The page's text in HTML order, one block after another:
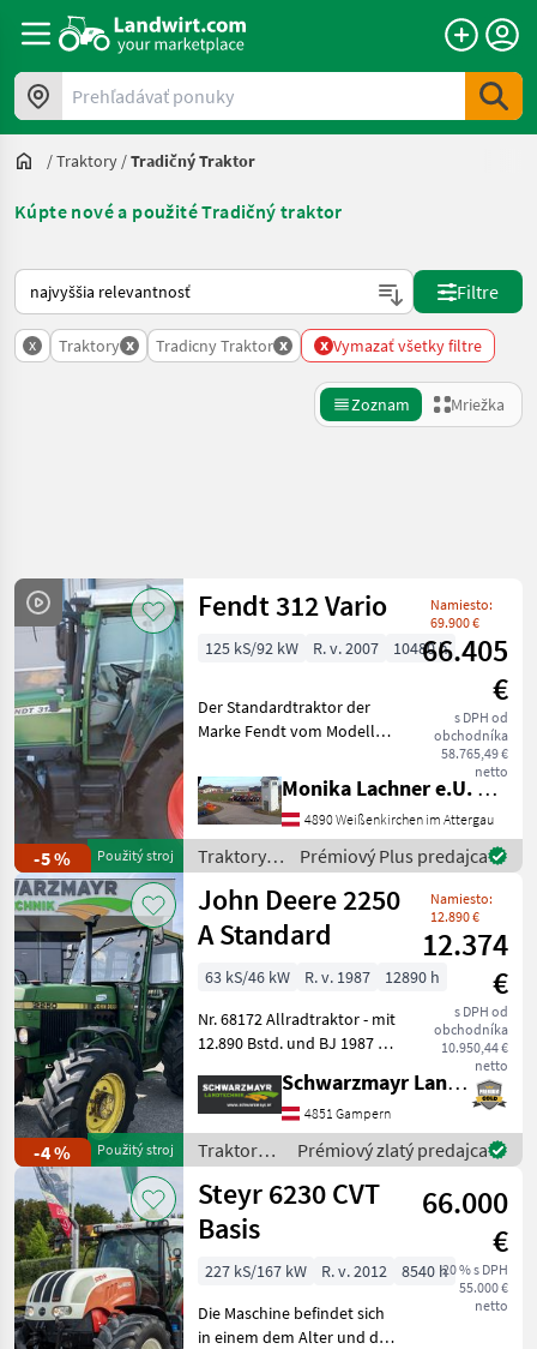
Prehľadávať ponuky
/Traktory /Tradičný Traktor
Kúpte nové a použité Tradičný traktor
Takto sa vykonáva triedenie na Landwirt.com
Filtre
x Traktory x Tradicny Traktor x x Vymazať všetky filtre
Zoznam Mriežka
Kategória 3 Krajina Filtre
AKTUÁLNA
CESTA
poľnohospodárska
technika
Traktory
Tradicny
Traktor
VYBRAŤ
KATEGÓRIU
John Deere
1.645
Steyr
1.610
Fendt
1.470
New Holland
1.173
Claas
912
Deutz Fahr
801
Zobraziť
všetkých
70
Resetovať
Zobraziť
11.648
výsledkov
-5 % Použitý stroj
Fendt 312 Vario
Namiesto:
69.900 €
66.405
€
s DPH od
obchodníka
58.765,49 €
netto
125 kS/92 kW R. v. 2007 10480 h
Der Standardtraktor der
Marke Fendt vom Modell
Leistung von 125 PS und
wurde im Baujahr 2007
hergestellt. Mit einer
Betriebsstundenzahl v
Monika Lachner e.U. Maschinenhandel
4890 Weißenkirchen im Attergau
Traktory /
Fendt
Prémiový Plus predajca
-4 % Použitý stroj
John Deere 2250
A Standard
Namiesto:
12.890 €
12.374
€
s DPH od
obchodníka
10.950,44 €
netto
63 kS/46 kW R. v. 1987
12890 h
Nr. 68172 Allradtraktor - mit
12.890 Bstd. und BJ 1987 -
mit 8 Vorwärts und 4
Rückwärtsgänge - mit 29
km/h
Bauartgeschwindigkeit
Schwarzmayr Landtechnik GmbH - Gampern
4851 Gampern
Traktory /
John
Deere
Prémiový zlatý predajca
Steyr 6230 CVT
Basis
66.000
€
20 % s DPH
55.000 €
netto
227 kS/167 kW R. v. 2012
8540 h
Die Maschine befindet sich
in einem dem Alter und der